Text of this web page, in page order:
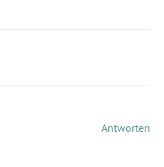
Antworten